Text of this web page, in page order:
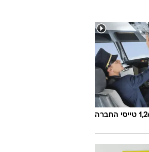
הטייס שהבריח אקסטזי: כל 1,260 טייסי החברה